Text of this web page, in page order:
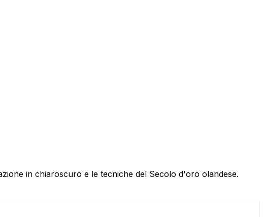
in chiaroscuro e le tecniche del Secolo d'oro olandese.